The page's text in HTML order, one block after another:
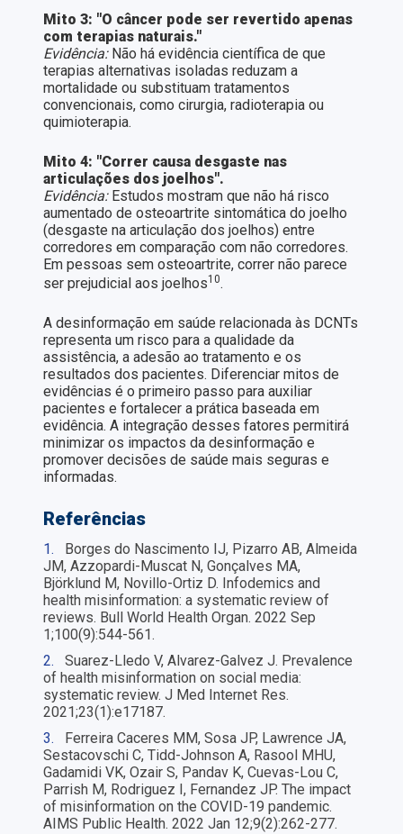
Mito 3: "O câncer pode ser revertido apenas
com terapias naturais."
Evidência:Não há evidência científica de que
terapias alternativas isoladas reduzam a
mortalidade ou substituam tratamentos
convencionais, como cirurgia, radioterapia ou
quimioterapia.
Mito 4: "Correr causa desgaste nas
articulações dos joelhos".
Evidência:Estudos mostram que não há risco
aumentado de osteoartrite sintomática do joelho
(desgaste na articulação dos joelhos) entre
corredores em comparação com não corredores.
Em pessoas sem osteoartrite, correr não parece
ser prejudicial aos joelhos10.
A desinformação em saúde relacionada às DCNTs
representa um risco para a qualidade da
assistência, a adesão ao tratamento e os
resultados dos pacientes. Diferenciar mitos de
evidências é o primeiro passo para auxiliar
pacientes e fortalecer a prática baseada em
evidência. A integração desses fatores permitirá
minimizar os impactos da desinformação e
promover decisões de saúde mais seguras e
informadas.
Referências
1.
Borges do Nascimento IJ, Pizarro AB, Almeida
JM, Azzopardi-Muscat N, Gonçalves MA,
Björklund M, Novillo-Ortiz D. Infodemics and
health misinformation: a systematic review of
reviews. Bull World Health Organ. 2022 Sep
1;100(9):544-561.
2.
Suarez-Lledo V, Alvarez-Galvez J. Prevalence
of health misinformation on social media:
systematic review. J Med Internet Res.
2021;23(1):e17187.
3.
Ferreira Caceres MM, Sosa JP, Lawrence JA,
Sestacovschi C, Tidd-Johnson A, Rasool MHU,
Gadamidi VK, Ozair S, Pandav K, Cuevas-Lou C,
Parrish M, Rodriguez I, Fernandez JP. The impact
of misinformation on the COVID-19 pandemic.
AIMS Public Health. 2022 Jan 12;9(2):262-277.